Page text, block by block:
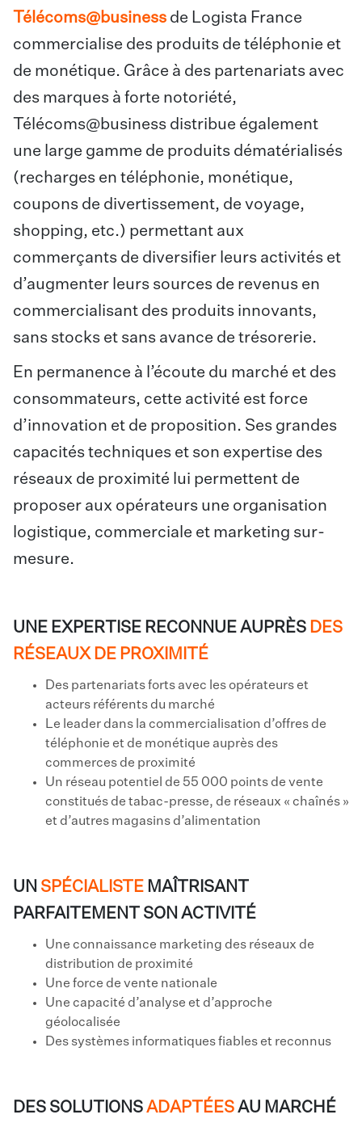
Télécoms@business de Logista France
commercialise des produits de téléphonie et
de monétique. Grâce à des partenariats avec
des marques à forte notoriété,
Télécoms@business distribue également
une large gamme de produits dématérialisés
(recharges en téléphonie, monétique,
coupons de divertissement, de voyage,
shopping, etc.) permettant aux
commerçants de diversifier leurs activités et
d’augmenter leurs sources de revenus en
commercialisant des produits innovants,
sans stocks et sans avance de trésorerie.
En permanence à l’écoute du marché et des
consommateurs, cette activité est force
d’innovation et de proposition. Ses grandes
capacités techniques et son expertise des
réseaux de proximité lui permettent de
proposer aux opérateurs une organisation
logistique, commerciale et marketing sur-
mesure.
UNE EXPERTISE RECONNUE AUPRÈS DES
RÉSEAUX DE PROXIMITÉ
Des partenariats forts avec les opérateurs et
acteurs référents du marché
Le leader dans la commercialisation d’offres de
téléphonie et de monétique auprès des
commerces de proximité
Un réseau potentiel de 55 000 points de vente
constitués de tabac-presse, de réseaux « chaînés »
et d’autres magasins d’alimentation
UN SPÉCIALISTE MAÎTRISANT
PARFAITEMENT SON ACTIVITÉ
Une connaissance marketing des réseaux de
distribution de proximité
Une force de vente nationale
Une capacité d’analyse et d’approche
géolocalisée
Des systèmes informatiques fiables et reconnus
DES SOLUTIONS ADAPTÉES AU MARCHÉ